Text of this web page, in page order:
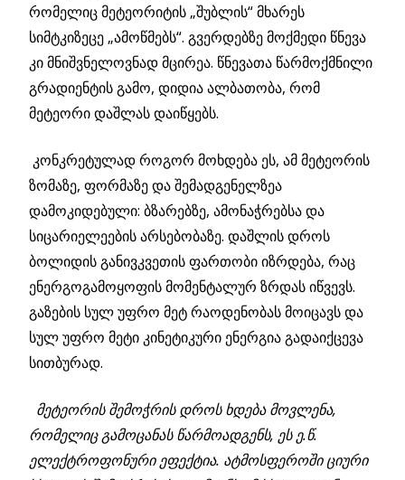
რომელიც მეტეორიტის „შუბლის“ მხარეს
სიმტკიზეცე „ამოწმებს“. გვერდებზე მოქმედი წნევა
კი მნიშვნელოვნად მცირეა. წნევათა წარმოქმნილი
გრადიენტის გამო, დიდია ალბათობა, რომ
მეტეორი დაშლას დაიწყებს.
კონკრეტულად როგორ მოხდება ეს, ამ მეტეორის
ზომაზე, ფორმაზე და შემადგენელზეა
დამოკიდებული: ბზარებზე, ამონაჭრებსა და
სიცარიელეების არსებობაზე. დაშლის დროს
ბოლიდის განივკვეთის ფართობი იზრდება, რაც
ენერგოგამოყოფის მომენტალურ ზრდას იწვევს.
გაზების სულ უფრო მეტ რაოდენობას მოიცავს და
სულ უფრო მეტი კინეტიკური ენერგია გადაიქცევა
სითბურად.
მეტეორის შემოჭრის დროს ხდება მოვლენა,
რომელიც გამოცანას წარმოადგენს, ეს ე.წ.
ელექტროფონური ეფექტია. ატმოსფეროში ციური